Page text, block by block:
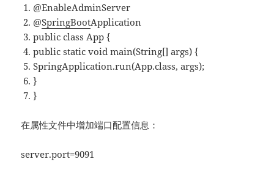
@EnableAdminServer
@SpringBootApplication
public class App {
public static void main(String[] args) {
SpringApplication.run(App.class, args);
}
}
在属性文件中增加端口配置信息：
server.port=9091